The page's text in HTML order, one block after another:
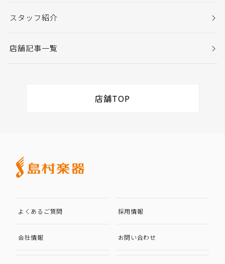
スタッフ紹介
店舗記事一覧
店舗TOP
よくあるご質問 採用情報
会社情報 お問い合わせ